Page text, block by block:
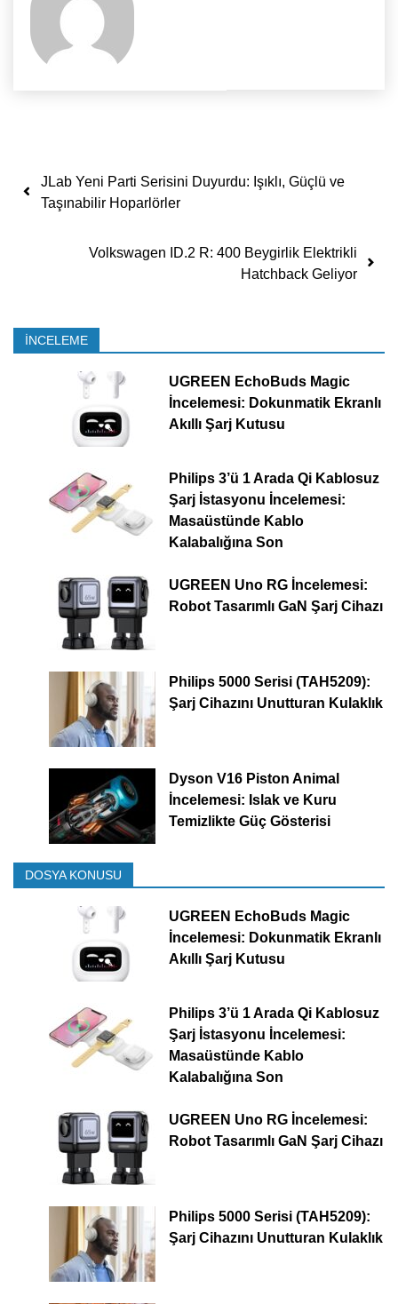
Yazı dolaşımı
JLab Yeni Parti Serisini Duyurdu: Işıklı, Güçlü ve
Taşınabilir Hoparlörler
Volkswagen ID.2 R: 400 Beygirlik Elektrikli
Hatchback Geliyor
İNCELEME
UGREEN EchoBuds Magic
İncelemesi: Dokunmatik Ekranlı
Akıllı Şarj Kutusu
Philips 3’ü 1 Arada Qi Kablosuz
Şarj İstasyonu İncelemesi:
Masaüstünde Kablo
Kalabalığına Son
UGREEN Uno RG İncelemesi:
Robot Tasarımlı GaN Şarj Cihazı
Philips 5000 Serisi (TAH5209):
Şarj Cihazını Unutturan Kulaklık
Dyson V16 Piston Animal
İncelemesi: Islak ve Kuru
Temizlikte Güç Gösterisi
DOSYA KONUSU
UGREEN EchoBuds Magic
İncelemesi: Dokunmatik Ekranlı
Akıllı Şarj Kutusu
Philips 3’ü 1 Arada Qi Kablosuz
Şarj İstasyonu İncelemesi:
Masaüstünde Kablo
Kalabalığına Son
UGREEN Uno RG İncelemesi:
Robot Tasarımlı GaN Şarj Cihazı
Philips 5000 Serisi (TAH5209):
Şarj Cihazını Unutturan Kulaklık